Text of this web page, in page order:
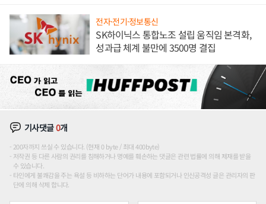
전자·전기·정보통신
SK하이닉스 통합노조 설립 움직임 본격화,
성과급 체계 불만에 3500명 결집
기사댓글0개
200자까지 쓰실 수 있습니다. (현재 0 byte / 최대 400byte)
저작권 등 다른 사람의 권리를 침해하거나 명예를 훼손하는 댓글은 관련 법률에 의해 제재를 받을
수 있습니다.
타인에게 불쾌감을 주는 욕설 등 비하하는 단어가 내용에 포함되거나 인신공격성 글은 관리자의 판
단에 의해 삭제 합니다.